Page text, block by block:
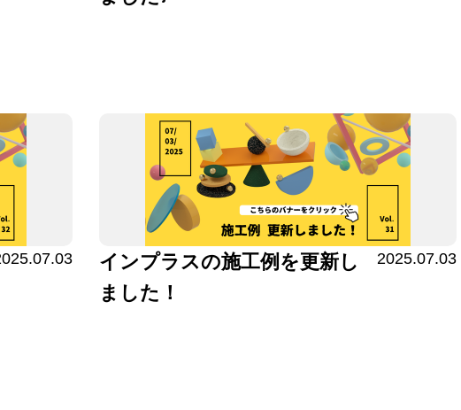
インプラスの施工例を更新し
ました！
2025.07.03